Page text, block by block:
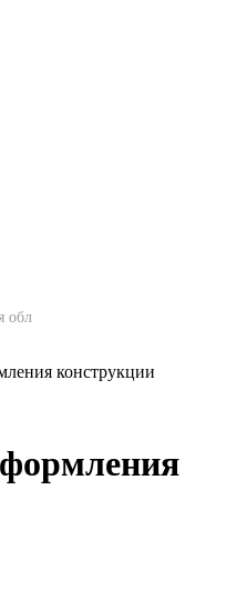
обл
конструкции